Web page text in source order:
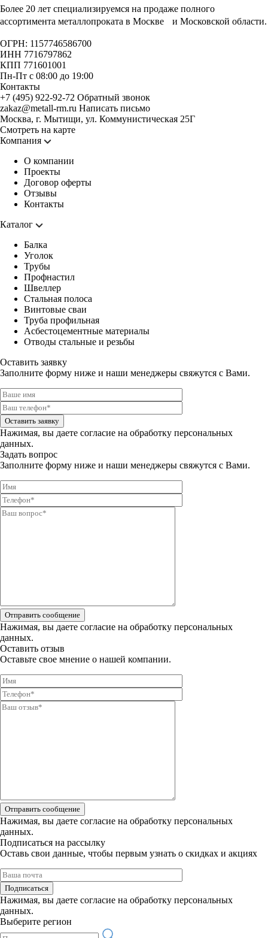
Более 20 лет специализируемся на продаже полного
ассортимента металлопроката в Москве и Московской области.
ОГРН: 1157746586700
ИНН 7716797862
КПП 771601001
Пн-Пт с 08:00 до 19:00
Контакты
+7 (495) 922-92-72 Обратный звонок
zakaz@metall-rm.ru Написать письмо
Москва, г. Мытищи, ул. Коммунистическая 25Г
Смотреть на карте
Компания
О компании
Проекты
Договор оферты
Отзывы
Контакты
Каталог
Балка
Уголок
Трубы
Профнастил
Швеллер
Стальная полоса
Винтовые сваи
Труба профильная
Асбестоцементные материалы
Отводы стальные и резьбы
Оставить заявку
Заполните форму ниже и наши менеджеры свяжутся с Вами.
Оставить заявку
Нажимая, вы даете согласие на обработку персональных
данных.
Задать вопрос
Заполните форму ниже и наши менеджеры свяжутся с Вами.
Отправить сообщение
Нажимая, вы даете согласие на обработку персональных
данных.
Оставить отзыв
Оставьте свое мнение о нашей компании.
Отправить сообщение
Нажимая, вы даете согласие на обработку персональных
данных.
Подписаться на рассылку
Оставь свои данные, чтобы первым узнать о скидках и акциях
Подписаться
Нажимая, вы даете согласие на обработку персональных
данных.
Выберите регион